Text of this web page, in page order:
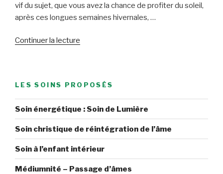
vif du sujet, que vous avez la chance de profiter du soleil,
après ces longues semaines hivernales, …
Continuer la lecture
ce
début
de
LES SOINS PROPOSÉS
Soin énergétique : Soin de Lumière
Soin christique de réintégration de l’âme
Soin à l’enfant intérieur
Médiumnité – Passage d’âmes